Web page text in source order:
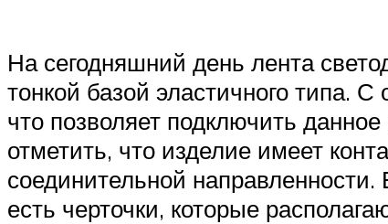
На сегодняшний день лента
тонкой базой эластичного типа.
что позволяет подключить
отметить, что изделие имеет
соединительной
есть черточки, которые